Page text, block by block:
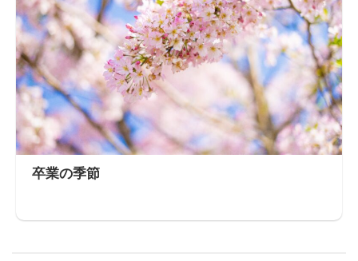
卒業の季節